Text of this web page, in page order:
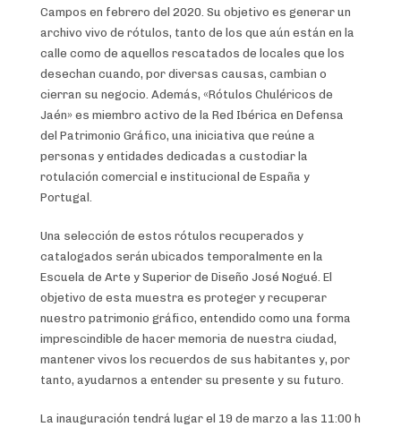
Campos en febrero del 2020. Su objetivo es generar un
archivo vivo de rótulos, tanto de los que aún están en la
calle como de aquellos rescatados de locales que los
desechan cuando, por diversas causas, cambian o
cierran su negocio. Además, «Rótulos Chuléricos de
Jaén» es miembro activo de la Red Ibérica en Defensa
del Patrimonio Gráfico, una iniciativa que reúne a
personas y entidades dedicadas a custodiar la
rotulación comercial e institucional de España y
Portugal.
Una selección de estos rótulos recuperados y
catalogados serán ubicados temporalmente en la
Escuela de Arte y Superior de Diseño José Nogué. El
objetivo de esta muestra es proteger y recuperar
nuestro patrimonio gráfico, entendido como una forma
imprescindible de hacer memoria de nuestra ciudad,
mantener vivos los recuerdos de sus habitantes y, por
tanto, ayudarnos a entender su presente y su futuro.
La inauguración tendrá lugar el 19 de marzo a las 11:00 h